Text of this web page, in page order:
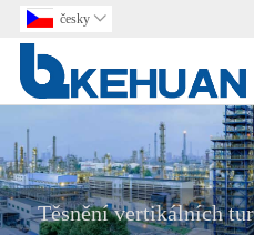
česky 
Těsnění vertikálních